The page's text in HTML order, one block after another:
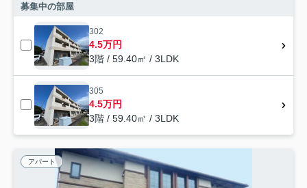
募集中の部屋
302
4.5万円
3階 / 59.40㎡ / 3LDK
305
4.5万円
3階 / 59.40㎡ / 3LDK
アパート